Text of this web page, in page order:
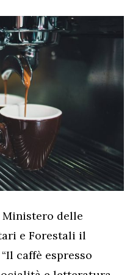
Ministero delle
e Forestali il
caffè espresso